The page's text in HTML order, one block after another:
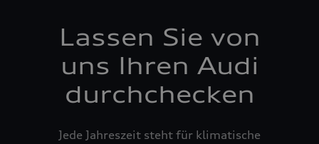
Lassen Sie von
uns Ihren Audi
durchchecken
Jede Jahreszeit steht für klimatische